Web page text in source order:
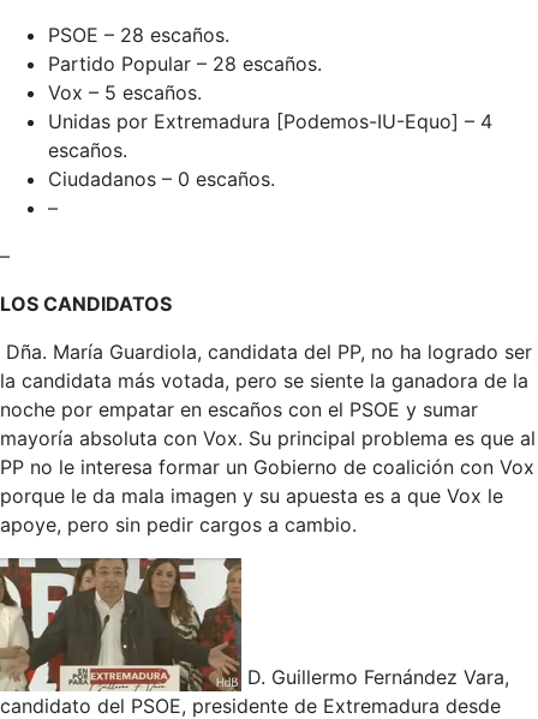
PSOE – 28 escaños.
Partido Popular – 28 escaños.
Vox – 5 escaños.
Unidas por Extremadura [Podemos-IU-Equo] – 4
escaños.
Ciudadanos – 0 escaños.
–
–
LOS CANDIDATOS
Dña. María Guardiola, candidata del PP, no ha logrado ser
la candidata más votada, pero se siente la ganadora de la
noche por empatar en escaños con el PSOE y sumar
mayoría absoluta con Vox. Su principal problema es que al
PP no le interesa formar un Gobierno de coalición con Vox
porque le da mala imagen y su apuesta es a que Vox le
apoye, pero sin pedir cargos a cambio.
D. Guillermo Fernández Vara,
candidato del PSOE, presidente de Extremadura desde